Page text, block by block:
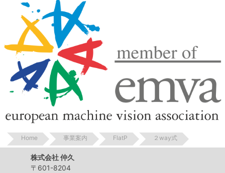
Home 事業案内 FlatP ２way式
株式会社 仲久
〒601-8204